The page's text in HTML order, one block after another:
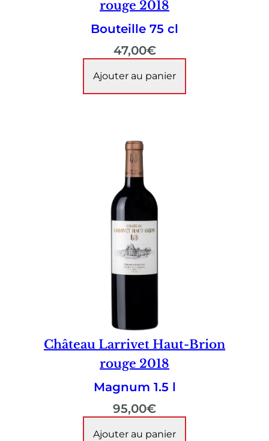
rouge 2018
Bouteille 75 cl
47,00€
Ajouter au panier
Château Larrivet Haut-Brion
rouge 2018
Magnum 1.5 l
95,00€
Ajouter au panier